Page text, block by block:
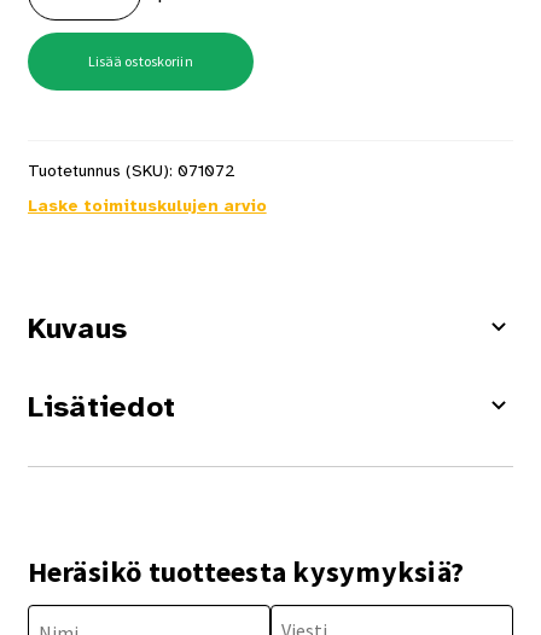
MDF
8x315x2800
Mel
Aito
Tunne
Vuoritammi
Lisää ostoskoriin
Tuotetunnus (SKU): 071072
Laske toimituskulujen arvio
Kuvaus
Lisätiedot
Heräsikö tuotteesta kysymyksiä?